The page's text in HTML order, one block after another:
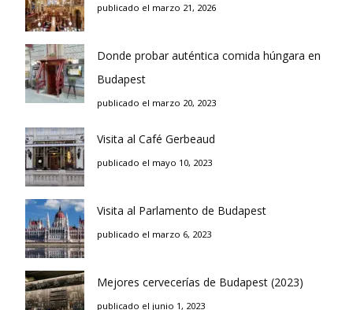
publicado el marzo 21, 2026
Donde probar auténtica comida húngara en
Budapest
publicado el marzo 20, 2023
Visita al Café Gerbeaud
publicado el mayo 10, 2023
Visita al Parlamento de Budapest
publicado el marzo 6, 2023
Mejores cervecerías de Budapest (2023)
publicado el junio 1, 2023